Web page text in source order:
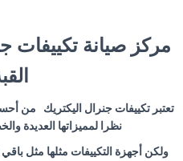
مركز صيانة تكييفات
تعتبر تكييفات جنرال اليكتريك من
نظرا لمميزاتها العديدة
ولكن أجهزة التكييفات مثلها مثل